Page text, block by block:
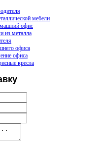
мебели
офис
из металла
офиса
офиса
кресла